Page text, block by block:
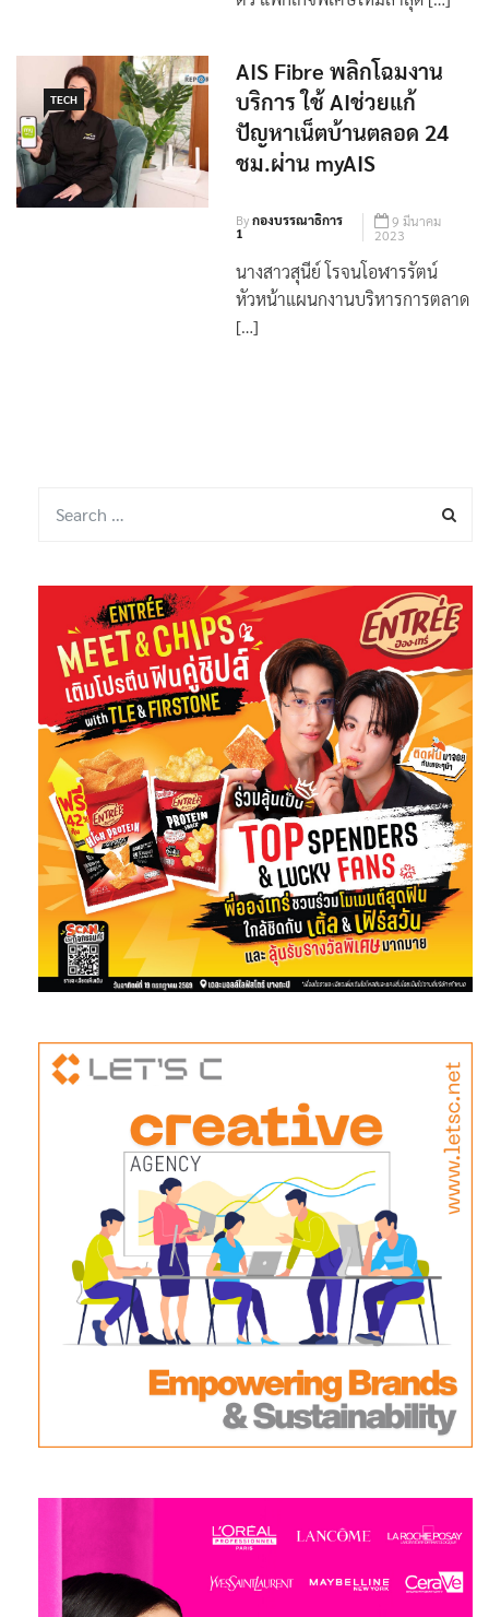
AIS Fibre จับมือ SAMSUNG เปิด
TECH
AIS Fibre พลิกโฉมงาน
บริการ ใช้ AIช่วยแก้
ปัญหาเน็ตบ้านตลอด 24
ชม.ผ่าน myAIS
Byกองบรรณาธิการ
1
9 มีนาคม
2023
นางสาวสุนีย์ โรจนโอฬารรัตน์